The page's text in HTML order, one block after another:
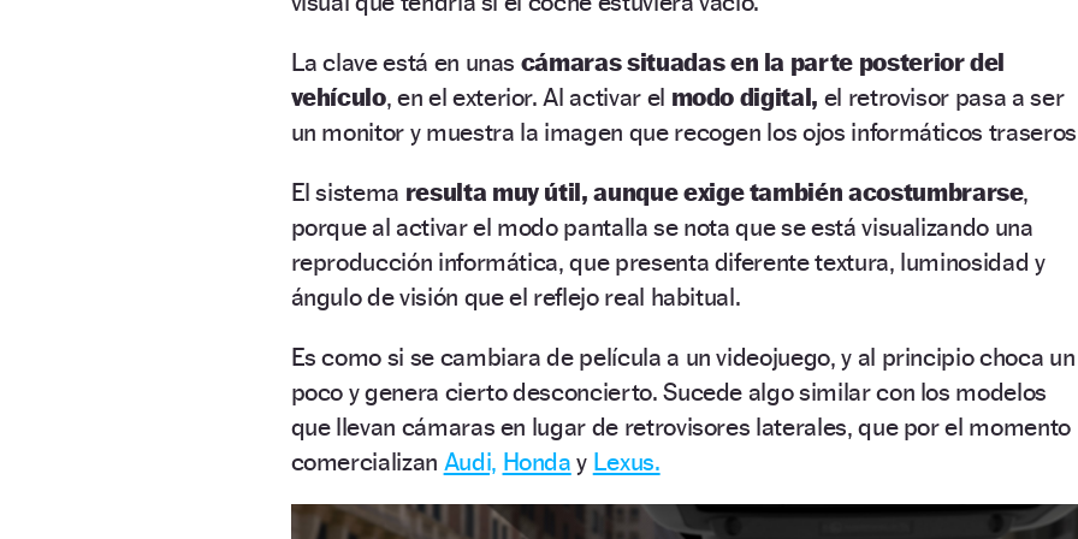
La clave está en unas cámaras situadas en la parte posterior del
vehículo, en el exterior. Al activar el modo digital, el retrovisor pasa a ser
un monitor y muestra la imagen que recogen los ojos informáticos
El sistema resulta muy útil, aunque exige también acostumbrarse,
porque al activar el modo pantalla se nota que se está visualizando una
reproducción informática, que presenta diferente textura, luminosidad y
ángulo de visión que el reflejo real habitual.
Es como si se cambiara de película a un videojuego, y al principio choca un
poco y genera cierto desconcierto. Sucede algo similar con los modelos
que llevan cámaras en lugar de retrovisores laterales, que por el momento
comercializan Audi, Honda y Lexus.